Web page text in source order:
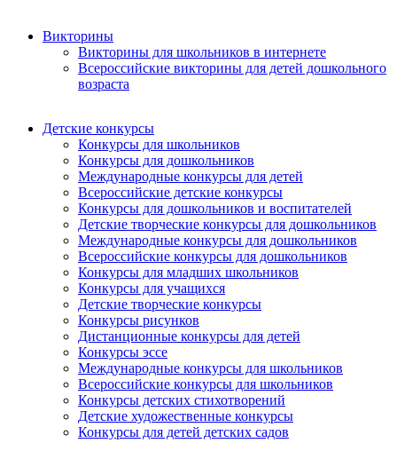
Викторины
Викторины для школьников в интернете
Всероссийские викторины для детей дошкольного
возраста
Детские конкурсы
Конкурсы для школьников
Конкурсы для дошкольников
Международные конкурсы для детей
Всероссийские детские конкурсы
Конкурсы для дошкольников и воспитателей
Детские творческие конкурсы для дошкольников
Международные конкурсы для дошкольников
Всероссийские конкурсы для дошкольников
Конкурсы для младших школьников
Конкурсы для учащихся
Детские творческие конкурсы
Конкурсы рисунков
Дистанционные конкурсы для детей
Конкурсы эссе
Международные конкурсы для школьников
Всероссийские конкурсы для школьников
Конкурсы детских стихотворений
Детские художественные конкурсы
Конкурсы для детей детских садов